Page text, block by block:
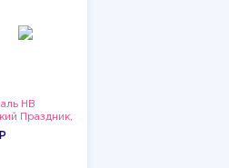
HB
Праздник,